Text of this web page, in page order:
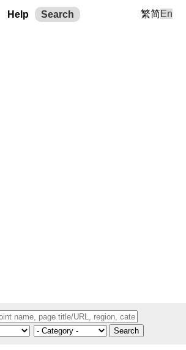
Help Search 繁简En
Search